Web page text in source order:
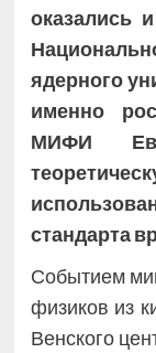
оказались
ядерного
именно
МИФИ
стандарта
Событием
физиков из
Венского